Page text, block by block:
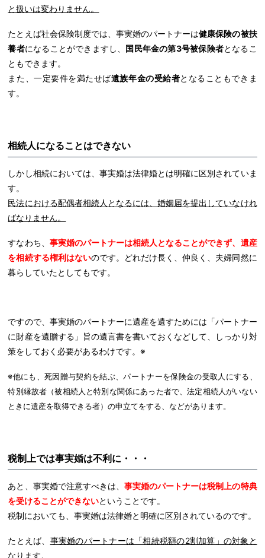
と扱いは変わりません。
たとえば社会保険制度では、事実婚のパートナーは健康保険の被扶
養者になることができますし、 国民年金の第3号被保険者となるこ
ともできます。
また、一定要件を満たせば遺族年金の受給者となることもできま
す。
相続人になることはできない
しかし相続においては、事実婚は法律婚とは明確に区別されていま
す。
民法における配偶者相続人となるには、婚姻届を提出していなけれ
ばなりません。
すなわち、 事実婚のパートナーは相続人となることができず、遺産
を相続する権利はないのです。どれだけ長く、仲良く、夫婦同然に
暮らしていたとしてもです。
ですので、事実婚のパートナーに遺産を遺すためには「パートナー
に財産を遺贈する」旨の遺言書を書いておくなどして、しっかり対
策をしておく必要があるわけです。※
※他にも、死因贈与契約を結ぶ、パートナーを保険金の受取人にする、
特別縁故者（被相続人と特別な関係にあった者で、法定相続人がいない
ときに遺産を取得できる者）の申立てをする、などがあります。
税制上では事実婚は不利に・・・
あと、事実婚で注意すべきは、 事実婚のパートナーは税制上の特典
を受けることができないということです。
税制においても、事実婚は法律婚と明確に区別されているのです。
たとえば、 事実婚のパートナーは「相続税額の2割加算」の対象と
なります。